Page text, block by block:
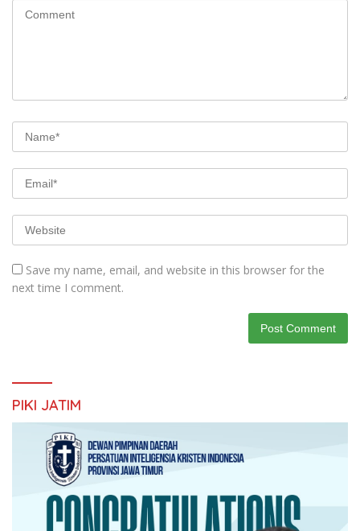
Save my name, email, and website in this browser for the
next time I comment.
PIKI JATIM